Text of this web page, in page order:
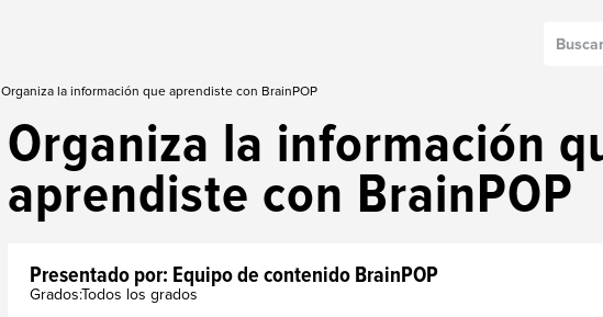
Organiza la información que aprendiste con BrainPOP
Organiza la información
aprendiste con BrainPOP
Presentado por: Equipo de contenido BrainPOP
Grados:Todos los grados